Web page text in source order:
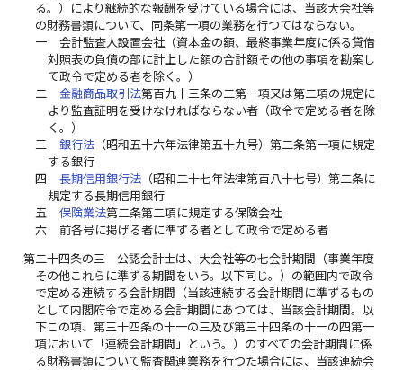
る。）により継続的な報酬を受けている場合には、当該大会社等
の財務書類について、同条第一項の業務を行つてはならない。
一
会計監査人設置会社（資本金の額、最終事業年度に係る貸借
対照表の負債の部に計上した額の合計額その他の事項を勘案し
て政令で定める者を除く。）
二
金融商品取引法第百九十三条の二第一項又は第二項の規定に
より監査証明を受けなければならない者（政令で定める者を除
く。）
三
銀行法（昭和五十六年法律第五十九号）第二条第一項に規定
する銀行
四
長期信用銀行法（昭和二十七年法律第百八十七号）第二条に
規定する長期信用銀行
五
保険業法第二条第二項に規定する保険会社
六
前各号に掲げる者に準ずる者として政令で定める者
第二十四条の三
公認会計士は、大会社等の七会計期間（事業年度
その他これらに準ずる期間をいう。以下同じ。）の範囲内で政令
で定める連続する会計期間（当該連続する会計期間に準ずるもの
として内閣府令で定める会計期間にあつては、当該会計期間。以
下この項、第三十四条の十一の三及び第三十四条の十一の四第一
項において「連続会計期間」という。）のすべての会計期間に係
る財務書類について監査関連業務を行つた場合には、当該連続会